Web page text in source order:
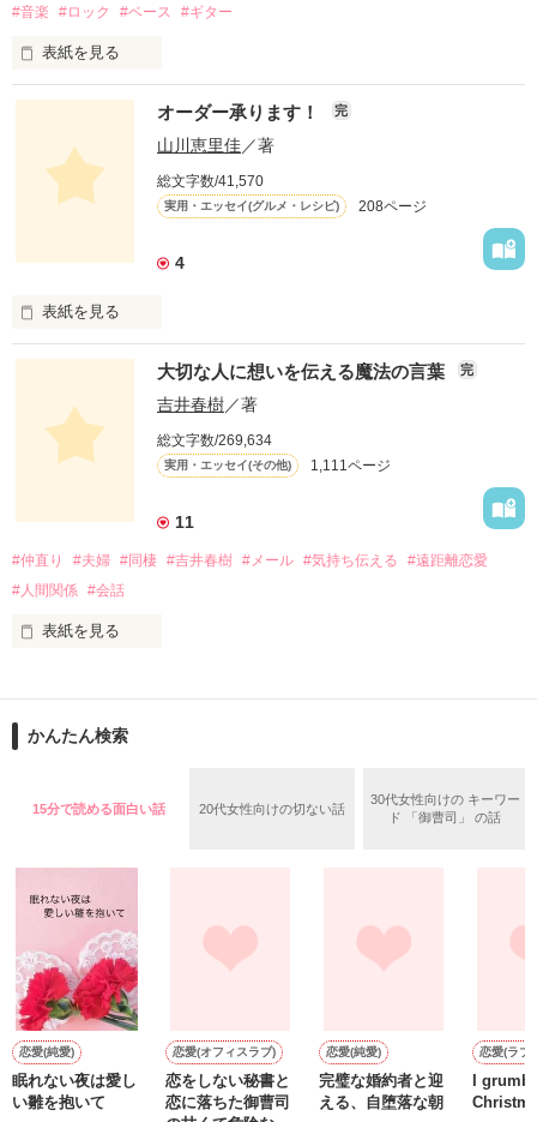
#音楽 #ロック #ベース #ギター
表紙を見る
どういうふうに生きるとかはあまり考えていなかったよ。
自分が楽しいこと、好きなことだけやってきたね。
この物語は自分の体験をもとに綴ったフィクションです。
作品を読む
オーダー承ります！ 完
山川恵里佳／著
総文字数/41,570
実用・エッセイ(グルメ・レシピ) 208ページ
4
表紙を見る
「オーダー承ります！」は、
お昼のTV番組『ありがとッ！』（テレビ神奈川）
にて、山川恵里佳さんがオススメの料理を
紹介する人気コーナー。
毎週番組への問い合わせが絶えないという、
この話題のレシピを山川さんが
いつもの一品として気軽に取り入れられる
簡単便利なアイデアが満載。
ご主人・おさるさんの感想や、
参考にもぜひどうぞ！
大切な人に想いを伝える魔法の言葉 完
吉井春樹／著
総文字数/269,634
実用・エッセイ(その他) 1,111ページ
11
#仲直り #夫婦 #同棲 #吉井春樹 #メール #気持ち伝える
#遠距離恋愛
#人間関係 #会話
表紙を見る
コピーライターとして徹夜つづきの日々を過ごすかたわら、妻
の女性読者の共感を呼んだことで『しあわせが、しあわせを、
この作品は吉井さん直伝の、気持ちをもっと上手に伝える、こ
ぶ」「よくできました」など、大切な誰かに感謝や好意、励ま
しのメッセージを伝える小さなテクニックについて解説すると
ともに、その言葉を用いることで自分自身を見つめるきっかけ
も促してくれる、「気持ちの伝え方」「自分らしさの磨き方」
作品を読む
かんたん検索
15分で読める面白い話 20代女性向けの切ない話
30代女性向けの キーワー
ド 「御曹司」 の話
恋愛(純愛)
眠れない夜は愛し
い雛を抱いて
恋愛(オフィスラブ)
恋をしない秘書と
恋に落ちた御曹司
恋愛(純愛)
完璧な婚約者と迎
える、自堕落な朝
恋愛(ラブ
I